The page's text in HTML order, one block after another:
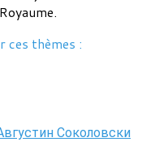
ces thèmes :